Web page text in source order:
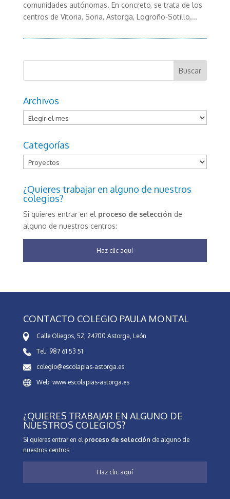
comunidades autónomas. En concreto, se trata de los
centros de Vitoria, Soria, Astorga, Logroño-Sotillo,...
Archivos
Archivos
Categorías
Categorías
¿Quieres trabajar en alguno de nuestros
colegios?
Si quieres entrar en el proceso de selección de
alguno de nuestros centros:
Haz clic aquí
CONTACTO COLEGIO PAULA MONTAL
Calle Oliegos, 52, 24700 Astorga, León
Tel.: 987 61 53 51
colegio@escolapias-astorga.es
Web: www.escolapias-astorga.es
¿QUIERES TRABAJAR EN ALGUNO DE
NUESTROS COLEGIOS?
Si quieres entrar en el proceso de selección de alguno de
nuestros centros:
Haz clic aquí